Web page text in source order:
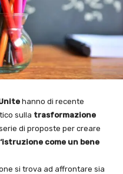
hanno di recente
sulla trasformazione
di proposte per creare
‘istruzione come un bene
si trova ad affrontare sia